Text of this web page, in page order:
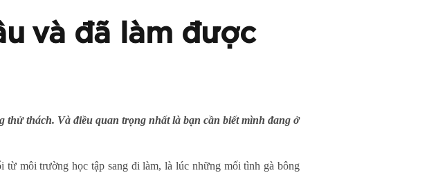
và đã làm được
thách. Và điều quan trọng nhất là bạn cần biết mình đang ở
môi trường học tập sang đi làm, là lúc những mối tình gà bông